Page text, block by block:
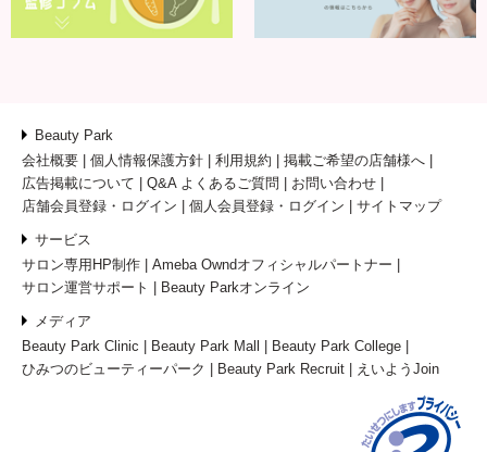
Beauty Park
会社概要
個人情報保護方針 利用規約
掲載ご希望の店舗様へ
広告掲載について
Q&A よくあるご質問
お問い合わせ
店舗会員登録・ログイン
個人会員登録・ログイン サイトマップ
サービス
サロン専用HP制作
Ameba Owndオフィシャルパートナー
サロン運営サポート
Beauty Parkオンライン
メディア
Beauty Park Clinic
Beauty Park Mall
Beauty Park College
ひみつのビューティーパーク
Beauty Park Recruit えいようJoin